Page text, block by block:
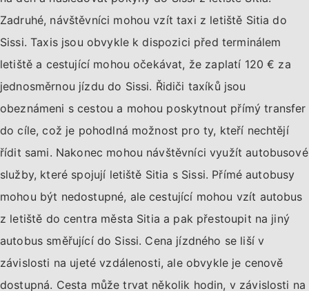
Zadruhé, návštěvníci mohou vzít taxi z letiště Sitia do
Sissi. Taxis jsou obvykle k dispozici před terminálem
letiště a cestující mohou očekávat, že zaplatí 120 € za
jednosměrnou jízdu do Sissi. Řidiči taxíků jsou
obeznámeni s cestou a mohou poskytnout přímý transfer
do cíle, což je pohodlná možnost pro ty, kteří nechtějí
řídit sami. Nakonec mohou návštěvníci využít autobusové
služby, které spojují letiště Sitia s Sissi. Přímé autobusy
mohou být nedostupné, ale cestující mohou vzít autobus
z letiště do centra města Sitia a pak přestoupit na jiný
autobus směřující do Sissi. Cena jízdného se liší v
závislosti na ujeté vzdálenosti, ale obvykle je cenově
dostupná. Cesta může trvat několik hodin, v závislosti na